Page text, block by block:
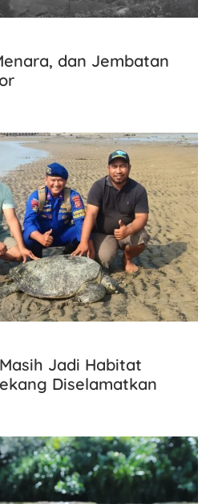
dan Jembatan
Jadi Habitat
Diselamatkan